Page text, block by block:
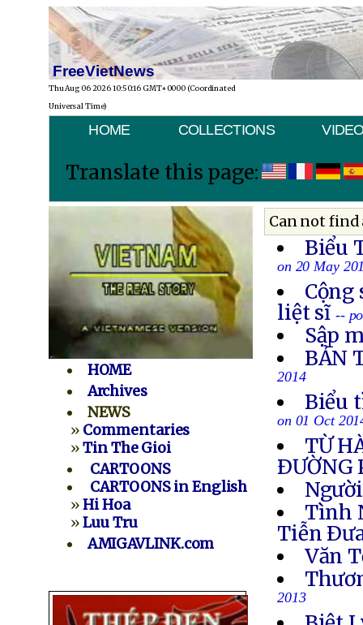
FreeVietNews
Thu Aug 06 2026 10:50:16 GMT+0000 (Coordinated
Universal Time)
HOME COLLECTIONS
Translate this page:
HOME
Archives
NEWS
» Commentaries
»Tin The Gioi
CARTOONS
CARTOONS in English
»Hi Hoa
»Luu Tru
AMIGAVLINK.com
Can not
Biểu
on 20 May
Cộng
liệt sĩ --
Sập
BẢN
2014
Biểu
on 01 Oct
TỪ
ÐƯỜNG
Tình
Tiễn
Văn
2013